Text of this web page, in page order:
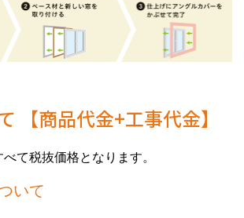
【商品代金+工事代金】
て税抜価格となります。
いて